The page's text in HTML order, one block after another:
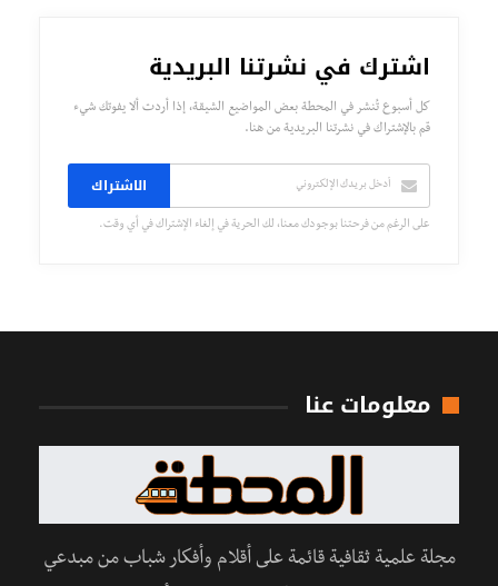
اشترك في نشرتنا البريدية
كل أسبوع تُنشر في المحطة بعض المواضيع الشيقة، إذا أردت ألا يفوتك شيء
قم بالإشتراك في نشرتنا البريدية من هنا.
الاشتراك
على الرغم من فرحتنا بوجودك معنا، لك الحرية في إلغاء الإشتراك في أي وقت.
معلومات عنا
مجلة علمية ثقافية قائمة على أقلام وأفكار شباب من مبدعي